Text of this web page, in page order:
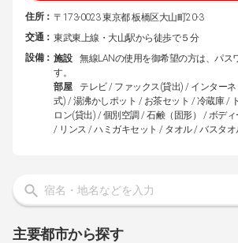
住所： 〒173-0023 東京都 板橋区大山町20-3
交通： 東武東上線・大山駅から徒歩で５分
設備： 施設
無線LANの使用を御希望の方は、パス
す。
部屋
テレビ / ファックス(貸出) / インター
式) / 湯沸かしポット / お茶セット / 冷蔵庫 /
ロン(貸出) / 個別空調 / 石鹸（固形） / ボデ
/ リンス / ハミガキセット / タオル / バスタ
主要都市から探す